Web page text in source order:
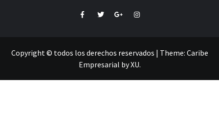
FacebookTwitterGoogle+Instagram
Copyright © todos los derechos reservados | Theme: Caribe
Empresarial byXU.